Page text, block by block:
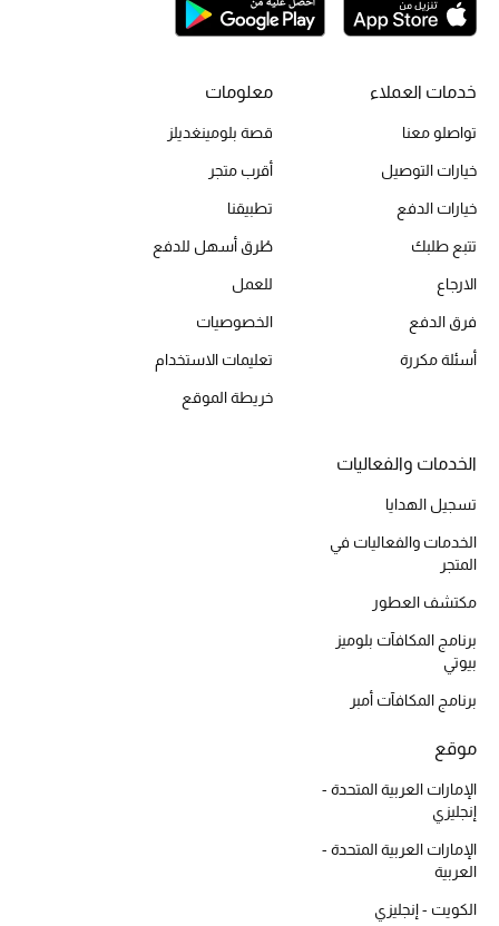
خصومات
جميع مستحضرات الجمال
الأكثر مبيعاً
العناية بالبشرة
مستحضرات العناية
مستحضرات الاستحمام والعناية بالجسم
العناية بالشعر
الصحة والعافية
مجموعة الجمال
الجمال في بلوميز
خدمات العملاء
تواصلو معنا
خيارات التوصيل
خيارات الدفع
تتبع طلبك
الارجاع
فرق الدفع
أسئلة مكررة
معلومات
قصة بلومينغديلز
أقرب متجر
تطبيقنا
طُرق أسهل للدفع
للعمل
الخصوصيات
تعليمات الاستخدام
خريطة الموقع
الخدمات والفعاليات
تسجيل الهدايا
الخدمات والفعاليات في
المتجر
مكتشف العطور
برنامج المكافآت بلوميز
بيوتي
برنامج المكافآت أمبر
موقع
الإمارات العربية المتحدة -
إنجليزي
الإمارات العربية المتحدة -
العربية
الكويت - إنجليزي